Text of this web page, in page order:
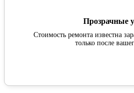
Прозрачные
Стоимость ремонта известна
только после